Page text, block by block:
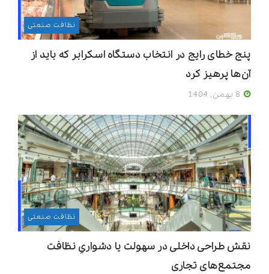
نظافت صنعتی
پنج خطای رایج در انتخاب دستگاه اسکرابر که باید از
آن‌ها پرهیز کرد
نظافت صنعتی
نقش طراحی داخلی در سهولت یا دشواریِ نظافت
مجتمع‌های تجاری